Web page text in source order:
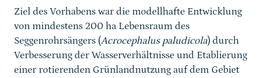
Ziel des Vorhabens war die modellhafte Entwicklung
von mindestens 200 ha Lebensraum des
Seggenrohrsängers (Acrocephalus paludicola) durch
Verbesserung der Wasserverhältnisse und Etablierung
einer rotierenden Grünlandnutzung auf dem Gebiet